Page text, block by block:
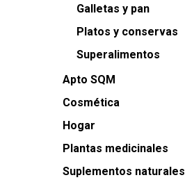
Galletas y pan
Platos y conservas
Superalimentos
Apto SQM
Cosmética
Hogar
Plantas medicinales
Suplementos naturales